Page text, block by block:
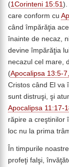
(1Corinteni 15:51).
care conform cu
când împărăţia
înainte de necaz,
devine împărăţia
necazul cel mare,
(Apocalipsa 13:5-
Cristos când El va
sunt distruşi, şi
Apocalipsa 11:17-
răpire a creştinilor
loc nu la prima
În timpurile
profeţi falşi,